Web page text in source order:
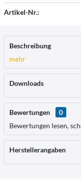
Artikel-Nr.:
Beschreibung
mehr
Downloads
Bewertungen
0
Bewertungen lesen,
Herstellerangaben